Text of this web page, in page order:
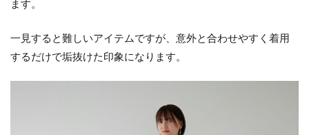
ます。
一見すると難しいアイテムですが、意外と合わせやすく着用
するだけで垢抜けた印象になります。